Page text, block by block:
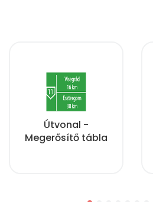
Útvonal -
Megerősítő tábla